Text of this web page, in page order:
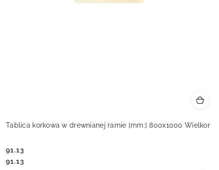
Tablica korkowa w drewnianej ramie [mm:] 800x1000 Wielkor
Cena:
91.13
Cena:
91.13